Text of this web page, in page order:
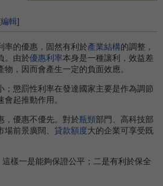
編輯]
率的優惠，固然有利於產業結構的調整，
。由於優惠利率本身是一種讓利，效益差
物，因而會產生一定的負面效應。
懲罰性利率在發達國家主要是作為調節
會起推動作用。
優惠不優先。對於瓶頸部門、高科技部
前景廣闊、 貸款額度大的企業可享受既
樣一是能夠保證公平；二是有利於保全